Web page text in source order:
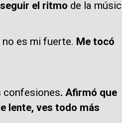
el ritmo de la
no es mi fuerte. Me tocó
confesiones. Afirmó que
lente, ves todo más